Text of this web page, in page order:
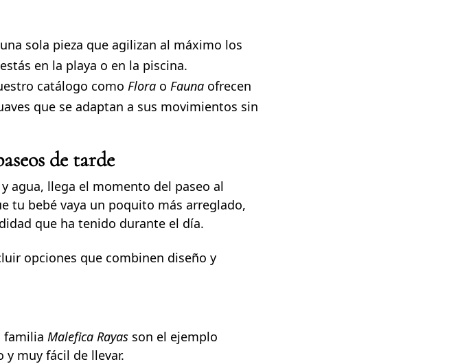
sola pieza que agilizan al máximo los
en la playa o en la piscina.
catálogo como Flora o Fauna ofrecen
que se adaptan a sus movimientos sin
de tarde
agua, llega el momento del paseo al
tu bebé vaya un poquito más arreglado,
que ha tenido durante el día.
opciones que combinen diseño y
familia Malefica Rayas son el ejemplo
muy fácil de llevar.